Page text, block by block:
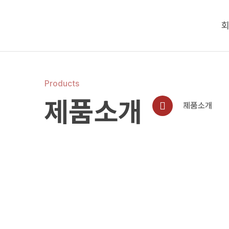
Products
제품소개 제품소개